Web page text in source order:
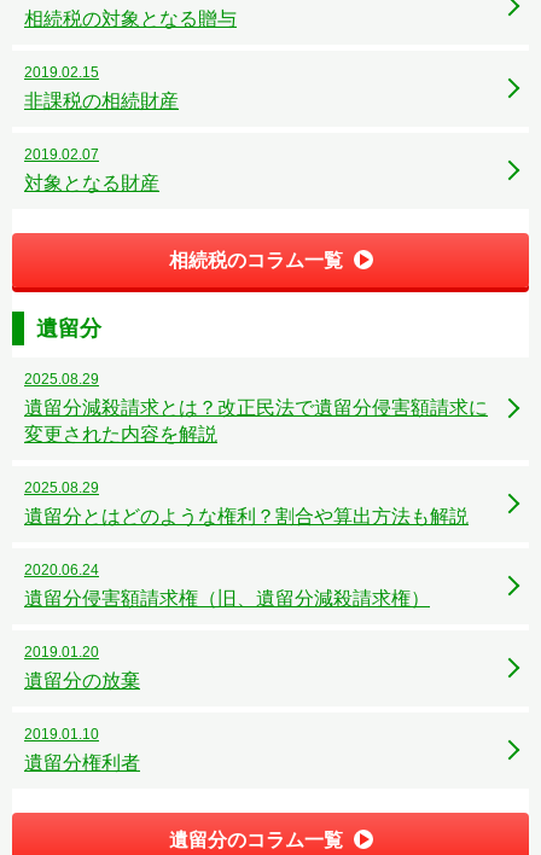
相続税の対象となる贈与
2019.02.15
非課税の相続財産
2019.02.07
対象となる財産
相続税のコラム一覧
遺留分
2025.08.29
遺留分減殺請求とは？改正民法で遺留分侵害額請求に
変更された内容を解説
2025.08.29
遺留分とはどのような権利？割合や算出方法も解説
2020.06.24
遺留分侵害額請求権（旧、遺留分減殺請求権）
2019.01.20
遺留分の放棄
2019.01.10
遺留分権利者
遺留分のコラム一覧